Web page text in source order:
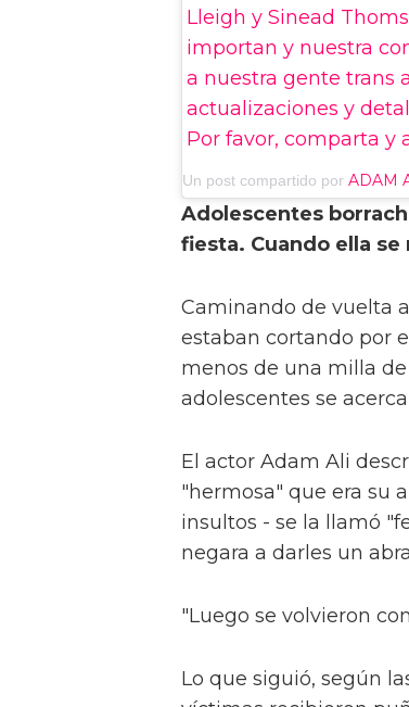
Lleigh y Sinead
importan y nuestra
a nuestra gente trans
actualizaciones y
Por favor, comparta y
Un post compartido por ADAM
Adolescentes
fiesta. Cuando ella
Caminando de vuelta
estaban cortando por
menos de una milla
adolescentes se
El actor Adam Ali
"hermosa" que era su
insultos - se la llamó
negara a darles un
"Luego se volvieron
Lo que siguió, según